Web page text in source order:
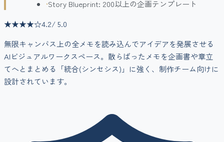
•Story Blueprint: 200以上の企画テンプレート
★★★★☆4.2/ 5.0
無限キャンバス上の全メモを読み込んでアイデアを発展させる
AIビジュアルワークスペース。散らばったメモを企画書や章立
てへとまとめる「統合(シンセシス)」に強く、制作チーム向けに
設計されています。